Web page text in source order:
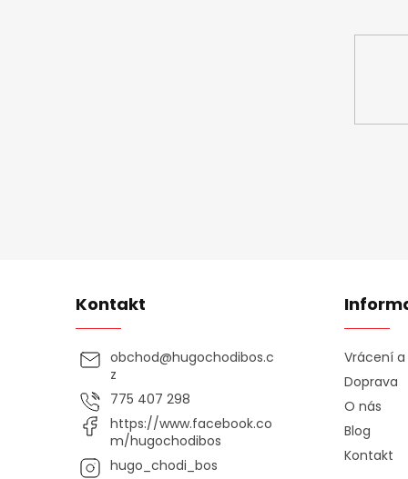
Kontakt
obchod@hugochodibos.c
z
775 407 298
https://www.facebook.co
m/hugochodibos
hugo_chodi_bos
Vrácení
Doprava
O nás
Blog
Kontakt